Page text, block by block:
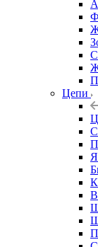
Цепи